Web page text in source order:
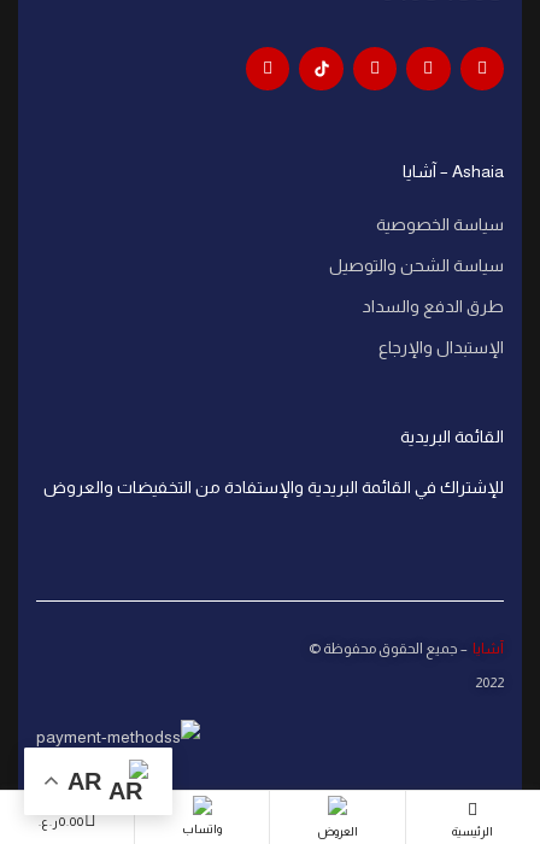
Ashaia – آشايا
سياسة الخصوصية
سياسة الشحن والتوصيل
طرق الدفع والسداد
الإستبدال والإرجاع
القائمة البريدية
للإشتراك في القائمة البريدية والإستفادة من التخفيضات والعروض
آشايا – جميع الحقوق محفوظة ©
2022
الرئيسية العروض واتساب
0.00ر.ع.
AR